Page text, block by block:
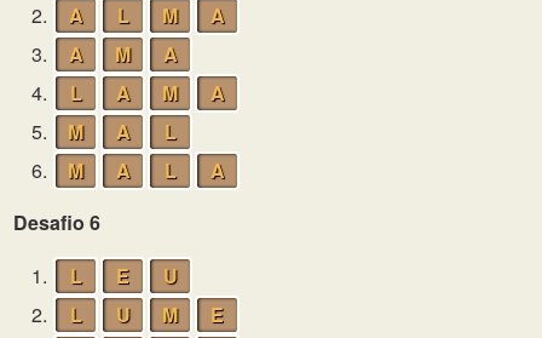
2.
A L M
A
3.
A M
A
4.
L A M
A
5.
M A
L
6.
M A L
A
Desafio 6
1.
L E
U
2.
L U M
E